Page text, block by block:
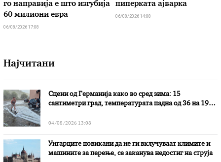
го направија е што изгубија
60 милиони евра
06/08/2026 17:08
пиперката ајварка
06/08/2026 14:08
Најчитани
Сцени од Германија како во сред зима: 15
сантиметри град, температурата падна од 36 на 19
04/08/2026 13:08
Унгарците повикани да не ги вклучуваат климите и
машините за перење, се заканува недостиг на струја